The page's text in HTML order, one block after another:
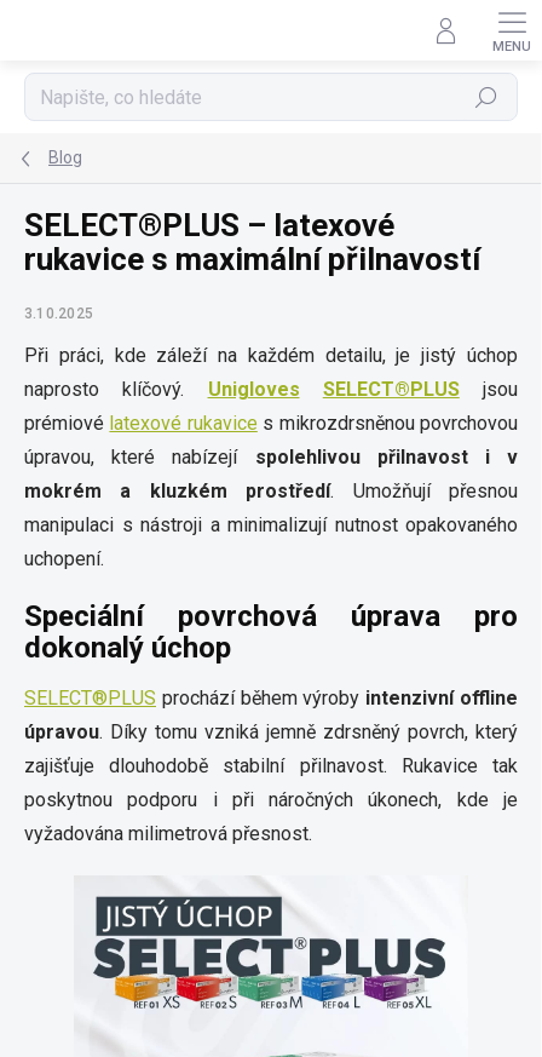
Hledat
Blog
SELECT®PLUS – latexové
rukavice s maximální přilnavostí
3.10.2025
Při práci, kde záleží na každém detailu, je jistý úchop
naprosto klíčový. Unigloves SELECT®PLUSjsou
prémiové latexové rukavices mikrozdrsněnou povrchovou
úpravou, které nabízejí spolehlivou přilnavost i v
mokrém a kluzkém prostředí. Umožňují přesnou
manipulaci s nástroji a minimalizují nutnost opakovaného
uchopení.
Speciální povrchová úprava pro
dokonalý úchop
SELECT®PLUS prochází během výroby intenzivní offline
úpravou. Díky tomu vzniká jemně zdrsněný povrch, který
zajišťuje dlouhodobě stabilní přilnavost. Rukavice tak
poskytnou podporu i při náročných úkonech, kde je
vyžadována milimetrová přesnost.